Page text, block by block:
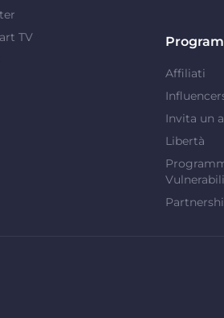
TV
Affiliati
Invita un
Libertà